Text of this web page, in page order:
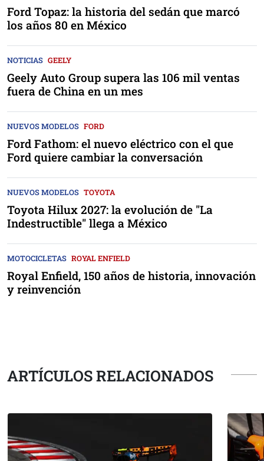
Ford Topaz: la historia del sedán que marcó
los años 80 en México
NOTICIAS GEELY
Geely Auto Group supera las 106 mil ventas
fuera de China en un mes
NUEVOS MODELOS FORD
Ford Fathom: el nuevo eléctrico con el que
Ford quiere cambiar la conversación
NUEVOS MODELOS TOYOTA
Toyota Hilux 2027: la evolución de "La
Indestructible" llega a México
MOTOCICLETAS ROYAL ENFIELD
Royal Enfield, 150 años de historia, innovación
y reinvención
ARTÍCULOS RELACIONADOS